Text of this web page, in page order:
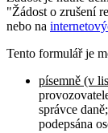
"Žádost o zrušení
nebo na
Tento formulář je
písemně (v
správce
podepsána